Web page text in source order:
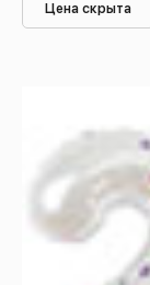
Цена скрыта